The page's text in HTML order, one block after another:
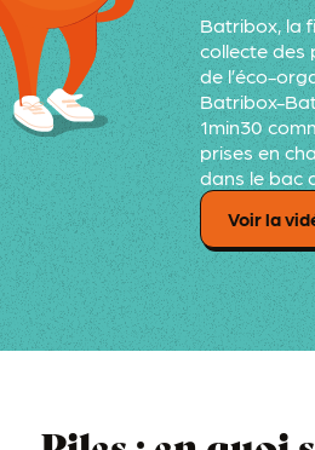
Batribox, la
collecte des
de l’éco-
Batribox-
1min30
prises en
dans le bac
Voir la